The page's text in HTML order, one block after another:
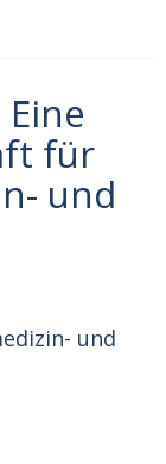
für
und
und